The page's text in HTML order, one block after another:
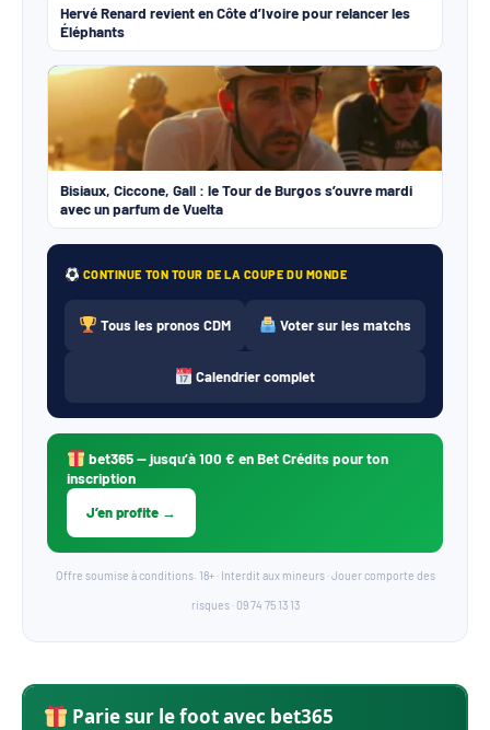
Hervé Renard revient en Côte d’Ivoire pour relancer les
Éléphants
Bisiaux, Ciccone, Gall : le Tour de Burgos s’ouvre mardi
avec un parfum de Vuelta
CONTINUE TON TOUR DE LA COUPE DU MONDE
Tous les pronos CDM Voter sur les matchs
Calendrier complet
bet365— jusqu’à 100 € en Bet Crédits pour ton
inscription
J’en profite →
Offre soumise à conditions. 18+ · Interdit aux mineurs · Jouer comporte des
risques · 09 74 75 13 13
Parie sur le foot avec bet365